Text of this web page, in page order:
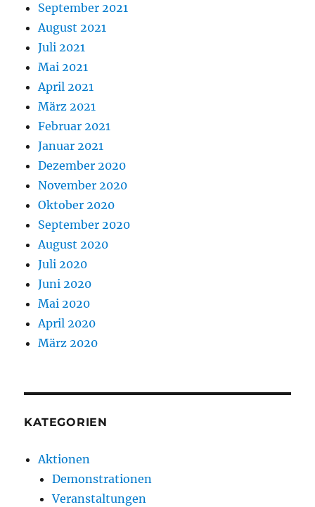
September 2021
August 2021
Juli 2021
Mai 2021
April 2021
März 2021
Februar 2021
Januar 2021
Dezember 2020
November 2020
Oktober 2020
September 2020
August 2020
Juli 2020
Juni 2020
Mai 2020
April 2020
März 2020
KATEGORIEN
Aktionen
Demonstrationen
Veranstaltungen